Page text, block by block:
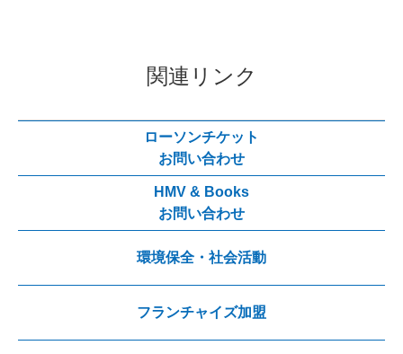
関連リンク
ローソンチケット
お問い合わせ
HMV & Books
お問い合わせ
環境保全・社会活動
フランチャイズ加盟